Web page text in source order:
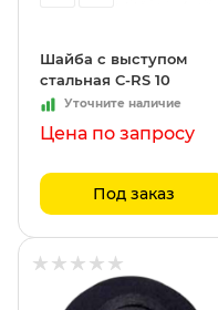
Шайба с выступом
стальная C-RS 10
Уточните наличие
Цена по запросу
Под заказ